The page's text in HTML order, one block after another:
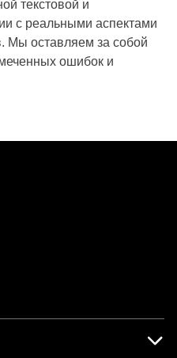
текстовой и
с реальными аспектами
Мы оставляем за собой
ошибок и